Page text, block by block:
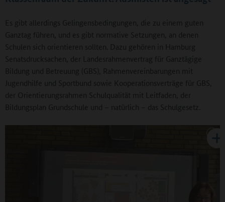
Es gibt allerdings Gelingensbedingungen, die zu einem guten
Ganztag führen, und es gibt normative Setzungen, an denen
Schulen sich orientieren sollten. Dazu gehören in Hamburg
Senatsdrucksachen, der Landesrahmenvertrag für Ganztägige
Bildung und Betreuung (GBS), Rahmenvereinbarungen mit
Jugendhilfe und Sportbund sowie Kooperationsverträge für GBS,
der Orientierungsrahmen Schulqualität mit Leitfaden, der
Bildungsplan Grundschule und – natürlich – das Schulgesetz.